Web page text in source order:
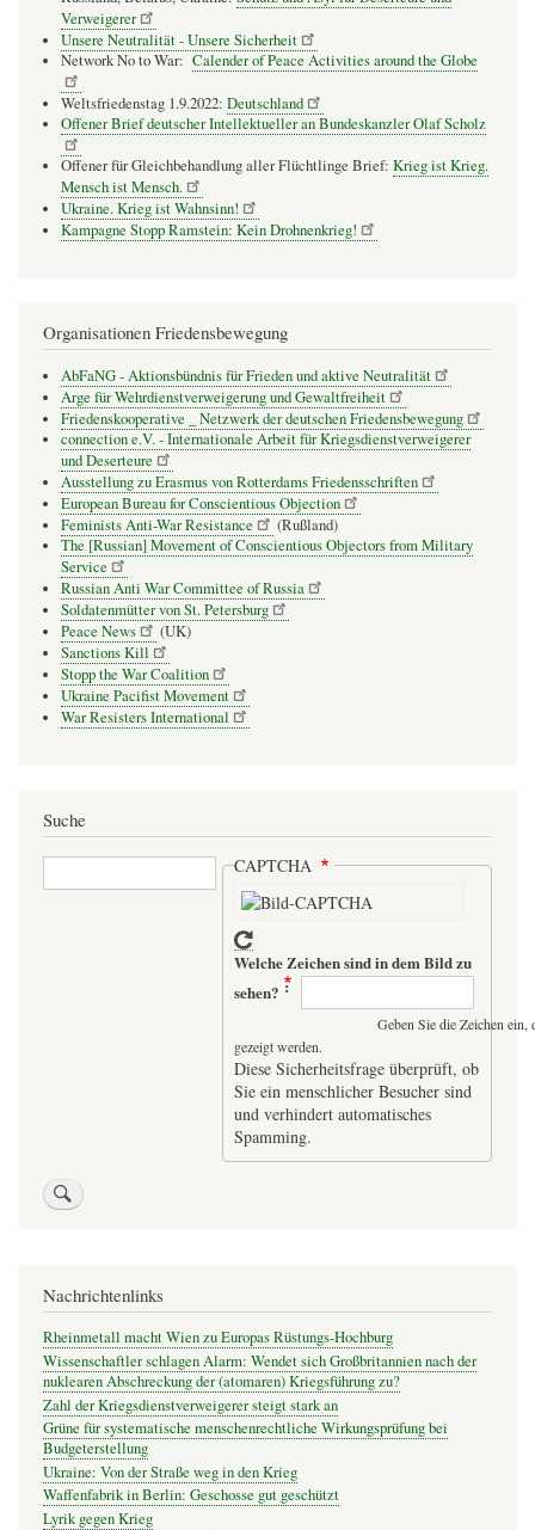
Verweigerer
Unsere Neutralität - Unsere Sicherheit
Network No to War: Calender of Peace Activities around the Globe
Weltsfriedenstag 1.9.2022: Deutschland
Offener Brief deutscher Intellektueller an Bundeskanzler Olaf Scholz
Offener für Gleichbehandlung aller Flüchtlinge Brief: Krieg ist Krieg.
Mensch ist Mensch.
Ukraine. Krieg ist Wahnsinn!
Kampagne Stopp Ramstein: Kein Drohnenkrieg!
Organisationen Friedensbewegung
AbFaNG - Aktionsbündnis für Frieden und aktive Neutralität
Arge für Wehrdienstverweigerung und Gewaltfreiheit
Friedenskooperative _ Netzwerk der deutschen Friedensbewegung
connection e.V. - Inter­na­tio­nale Arbeit für Kriegs­dienst­ver­wei­gerer
und Deser­teure
Ausstellung zu Erasmus von Rotterdams Friedensschriften
European Bureau for Conscientious Objection
Feminists Anti-War Resistance
(Rußland)
The [Russian] Movement of Conscientious Objectors from Military
Service
Russian Anti War Committee of Russia
Soldatenmütter von St. Petersburg
Peace News
(UK)
Sanctions Kill
Stopp the War Coalition
Ukraine Pacifist Movement
War Resisters International
Suche
Suche CAPTCHA
Welche Zeichen sind in dem Bild zu
sehen?
Geben Sie die Zeichen
gezeigt werden.
Diese Sicherheitsfrage überprüft, ob
Sie ein menschlicher Besucher sind
und verhindert automatisches
Spamming.
Nachrichtenlinks
Rheinmetall macht Wien zu Europas Rüstungs-Hochburg
Wissenschaftler schlagen Alarm: Wendet sich Großbritannien nach der
nuklearen Abschreckung der (atomaren) Kriegsführung zu?
Zahl der Kriegsdienstverweigerer steigt stark an
Grüne für systematische menschenrechtliche Wirkungsprüfung bei
Budgeterstellung
Ukraine: Von der Straße weg in den Krieg
Waffenfabrik in Berlin: Geschosse gut geschützt
Lyrik gegen Krieg